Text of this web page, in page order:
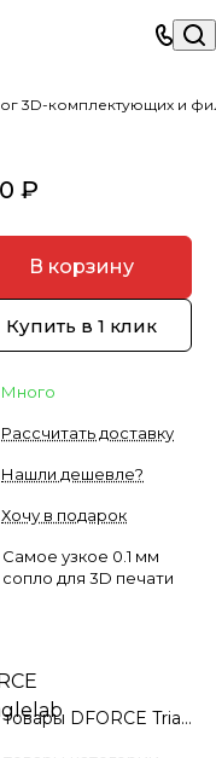
3D-комплектующих и
₽
В корзину
Купить в 1 клик
Много
Рассчитать доставку
Нашли дешевле?
Хочу в подарок
Самое узкое 0.1 мм
сопло для 3D печати
Все товары DFORCE Trianglelab